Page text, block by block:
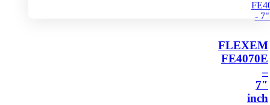
FLEXEM
FE4070E
–
7″
inch